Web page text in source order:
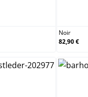
Noir
82,90 €